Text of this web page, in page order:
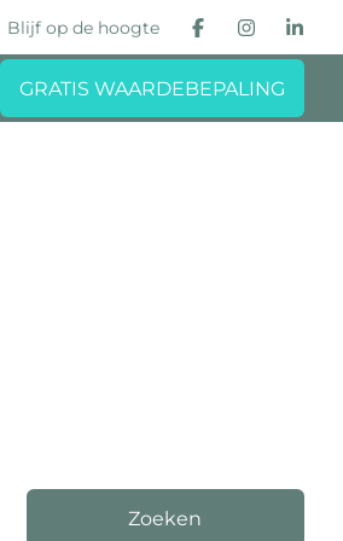
Blijf op de hoogte
GRATIS WAARDEBEPALING
Zoeken